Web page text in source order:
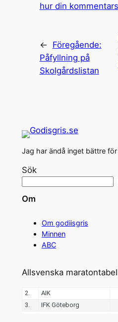
hur din
←
Föregående:
Påfyllning på
Skolgårdslistan
Jag har ändå inget bättre
Sök
Om
Om godiisgris
Minnen
ABC
Allsvenska